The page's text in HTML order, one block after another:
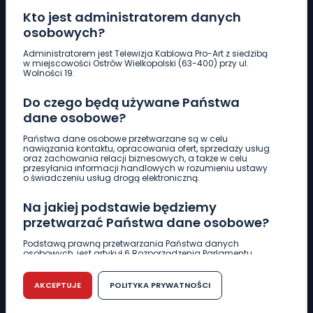
Kto jest administratorem danych
osobowych?
Administratorem jest Telewizja Kablowa Pro-Art z siedzibą
w miejscowości Ostrów Wielkopolski (63-400) przy ul.
Wolności 19.
Do czego będą używane Państwa
dane osobowe?
Państwa dane osobowe przetwarzane są w celu
nawiązania kontaktu, opracowania ofert, sprzedaży usług
oraz zachowania relacji biznesowych, a także w celu
przesyłania informacji handlowych w rozumieniu ustawy
o świadczeniu usług drogą elektroniczną.
Na jakiej podstawie będziemy
przetwarzać Państwa dane osobowe?
Podstawą prawną przetwarzania Państwa danych
osobowych, jest artykuł 6 Rozporządzenia Parlamentu
r. w sprawie ochrony osób fizycznych w związku z
przetwarzaniem danych osobowych w sprawie
swobodnego przepływu takich danych oraz uchylenia
dyrektywy 95/46/WE (RODO).
AKCEPTUJE POLITYKA PRYWATNOŚCI
Pobierz logotyp
661 997 997
REDAKCJA
62 735 22 22redakcja@wlkp24.info
DZIAŁ REKLAMY
62 735 01 85 reklama@wlkp24.info
WIADOMOŚCI
CIEKAWOSTKI